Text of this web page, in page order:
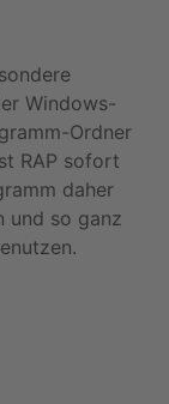
Windows-
Ordner
RAP sofort
daher
und so ganz